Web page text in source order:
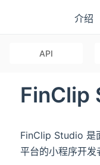
介绍
API
FinClip
FinClip Studio 是
平台的小程序开发